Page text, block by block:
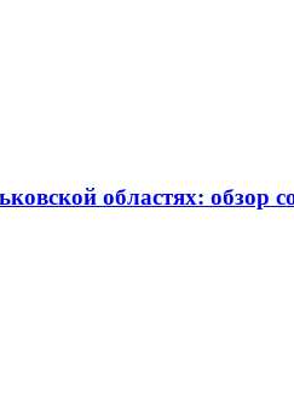
областях: обзор